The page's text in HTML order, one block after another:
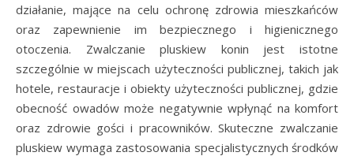
działanie, mające na celu ochronę zdrowia mieszkańców
oraz zapewnienie im bezpiecznego i higienicznego
otoczenia. Zwalczanie pluskiew konin jest istotne
szczególnie w miejscach użyteczności publicznej, takich jak
hotele, restauracje i obiekty użyteczności publicznej, gdzie
obecność owadów może negatywnie wpłynąć na komfort
oraz zdrowie gości i pracowników. Skuteczne zwalczanie
pluskiew wymaga zastosowania specjalistycznych środków